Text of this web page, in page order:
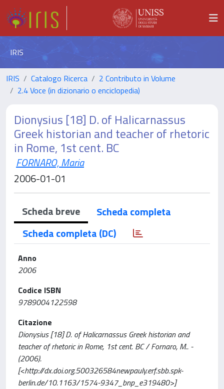
IRIS
IRIS Catalogo Ricerca
2 Contributo in Volume
2.4 Voce (in dizionario o enciclopedia)
Dionysius [18] D. of Halicarnassus
Greek historian and teacher of rhetoric
in Rome, 1st cent. BC
FORNARO, Maria
2006-01-01
Scheda breve
Scheda completa
Scheda completa (DC)
Anno
2006
Codice ISBN
9789004122598
Citazione
Dionysius [18] D. of Halicarnassus Greek historian and
teacher of rhetoric in Rome, 1st cent. BC / Fornaro, M.. -
(2006).
[<http://dx.doi.org.500326584newpauly.erf.sbb.spk-
berlin.de/10.1163/1574-9347_bnp_e319480>]